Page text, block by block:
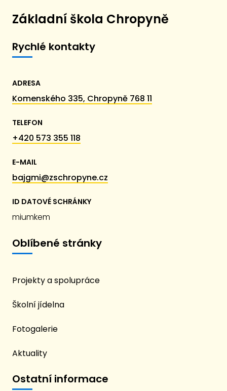
Základní škola Chropyně
Rychlé kontakty
ADRESA
Komenského 335, Chropyně 768 11
TELEFON
+420 573 355 118
E-MAIL
bajgmi@zschropyne.cz
ID DATOVÉ SCHRÁNKY
miumkem
Oblíbené stránky
Projekty a spolupráce
Školní jídelna
Fotogalerie
Aktuality
Ostatní informace